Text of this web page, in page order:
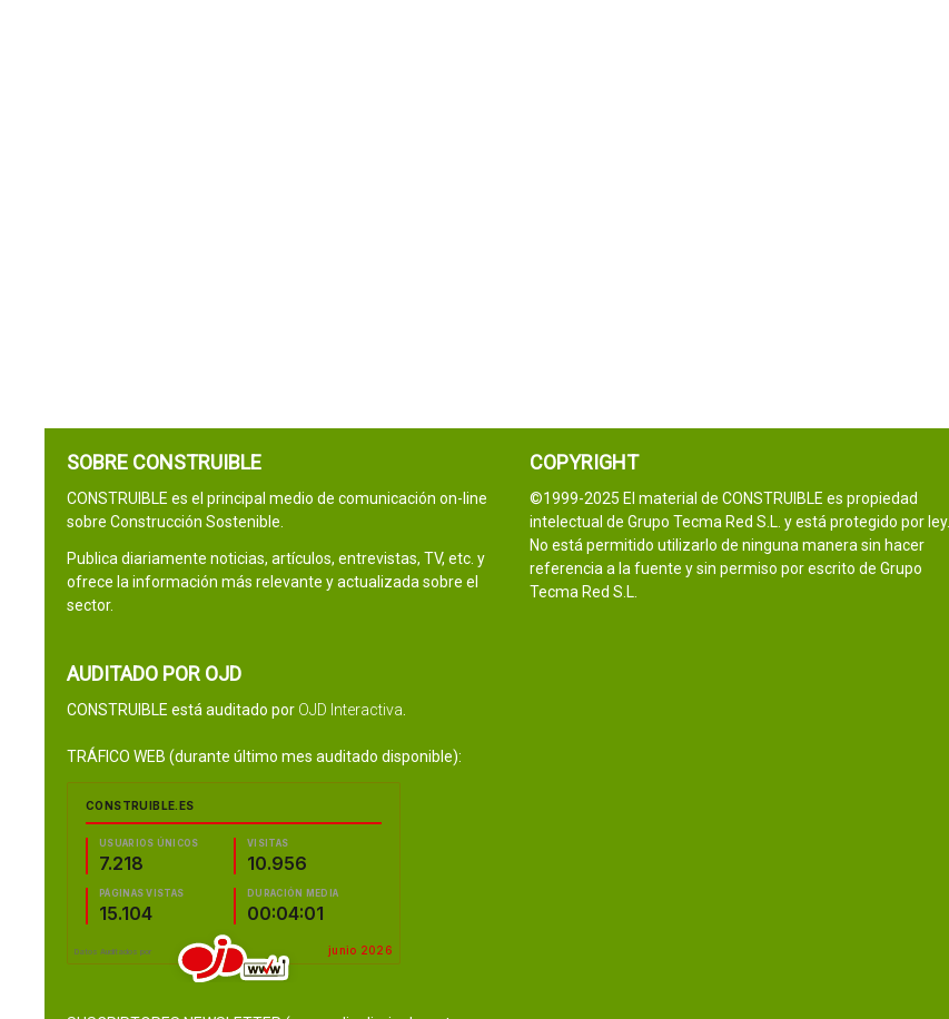
SOBRE CONSTRUIBLE
CONSTRUIBLE es el principal medio de comunicación on-line
sobre Construcción Sostenible.
Publica diariamente noticias, artículos, entrevistas, TV, etc. y
ofrece la información más relevante y actualizada sobre el
sector.
AUDITADO POR OJD
CONSTRUIBLE está auditado por OJD Interactiva
TRÁFICO WEB (durante último mes auditado disponible):
COPYRIGHT
©1999-2025 El material de CONSTRUIBLE es propiedad
intelectual de Grupo Tecma Red S.L. y está protegido por ley.
No está permitido utilizarlo de ninguna manera sin hacer
referencia a la fuente y sin permiso por escrito de Grupo
Tecma Red S.L.